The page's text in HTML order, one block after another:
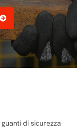
di sicurezza